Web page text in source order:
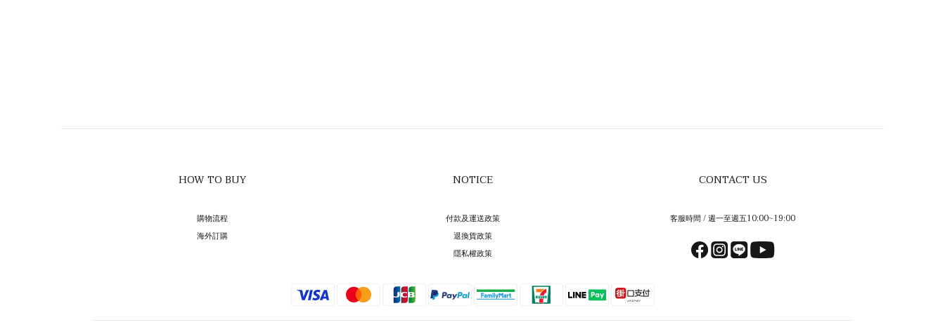
HOW TO BUY
購物流程
海外訂購
NOTICE
付款及運送政策
退換貨政策
隱私權政策
CONTACT US
客服時間 / 週一至週五10:00~19:00